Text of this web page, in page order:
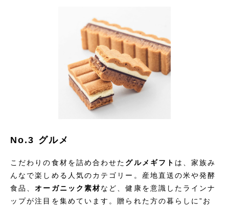
No.3 グルメ
こだわりの食材を詰め合わせた グルメギフト は、家族み
んなで楽しめる人気のカテゴリー。産地直送の米や発酵
食品、オーガニック素材など、健康を意識したラインナ
ップが注目を集めています。贈られた方の暮らしに”お